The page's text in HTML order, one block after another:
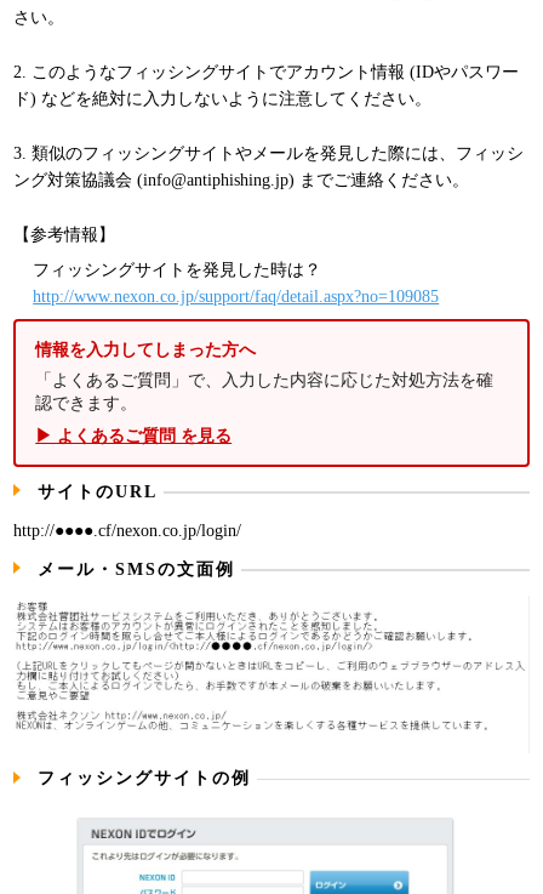
さい。
2. このようなフィッシングサイトでアカウント情報 (IDやパスワー
ド) などを絶対に入力しないように注意してください。
3. 類似のフィッシングサイトやメールを発見した際には、フィッシ
ング対策協議会 (info@antiphishing.jp) までご連絡ください。
【参考情報】
フィッシングサイトを発見した時は？
http://www.nexon.co.jp/support/faq/detail.aspx?no=109085
情報を入力してしまった方へ
「よくあるご質問」で、入力した内容に応じた対処方法を確
認できます。
▶ よくあるご質問 を見る
サイトのURL
http://●●●●.cf/nexon.co.jp/login/
メール・SMSの文面例
フィッシングサイトの例